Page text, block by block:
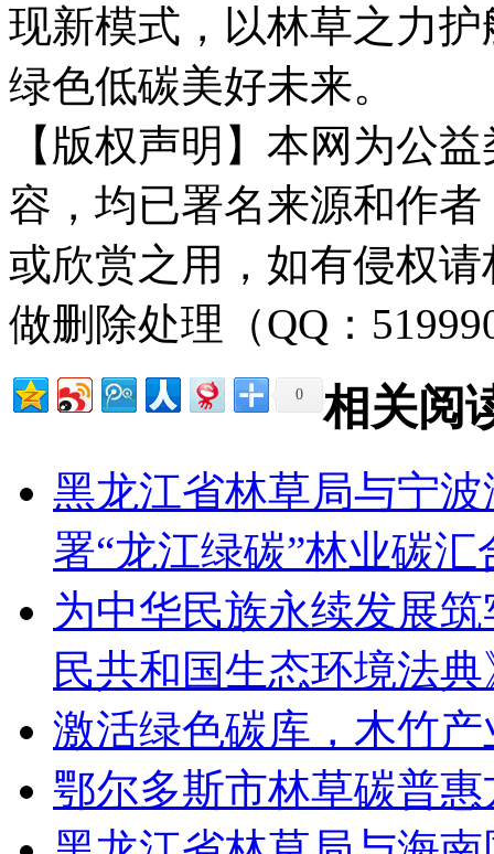
现新模式，以林草之力
绿色低碳美好未来。
【版权声明】本网为公
容，均已署名来源和作
或欣赏之用，如有侵权
做删除处理（QQ：
0 相关阅
黑龙江省林草局与宁
署“龙江绿碳”林业碳汇
为中华民族永续发展
民共和国生态环境法
激活绿色碳库，木竹
鄂尔多斯市林草碳普